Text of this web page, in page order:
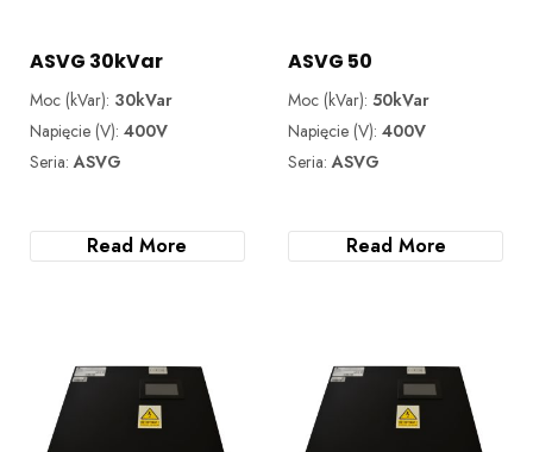
ASVG 30kVar
Moc (kVar): 30kVar
Napięcie (V): 400V
Seria:ASVG
Read More
ASVG 50
Moc (kVar):50kVar
Napięcie (V):400V
Seria:ASVG
Read More